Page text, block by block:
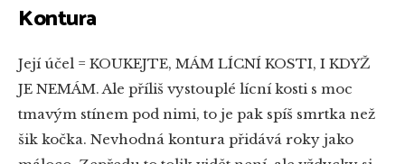
Kontura
Její účel = KOUKEJTE, MÁM LÍCNÍ KOSTI, I KDYŽ
JE NEMÁM. Ale příliš vystouplé lícní kosti s moc
tmavým stínem pod nimi, to je pak spíš smrtka než
šik kočka. Nevhodná kontura přidává roky jako